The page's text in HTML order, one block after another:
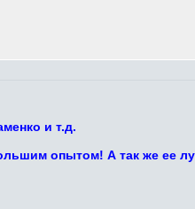
и т.д.
опытом! А так же ее